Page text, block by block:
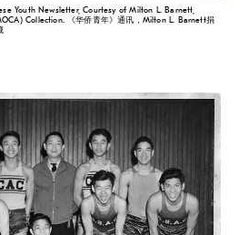
Youth Newsletter, Courtesy of Milton L. Barnett,
Collection. 《华侨青年》通讯，Milton L. Barnett捐